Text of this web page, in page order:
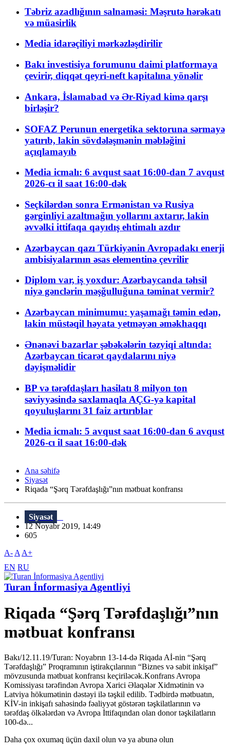
Təbriz azadlığının salnaməsi: Məşrutə hərəkatı
və müasirlik
Media idarəçiliyi mərkəzləşdirilir
Bakı investisiya forumunu daimi platformaya
çevirir, diqqət qeyri-neft kapitalına yönəlir
Ankara, İslamabad və Ər-Riyad kimə qarşı
birləşir?
SOFAZ Perunun energetika sektoruna sərmayə
yatırıb, lakin sövdələşmənin məbləğini
açıqlamayıb
Media icmalı: 6 avqust saat 16:00-dan 7 avqust
2026-cı il saat 16:00-dək
Seçkilərdən sonra Ermənistan və Rusiya
gərginliyi azaltmağın yollarını axtarır, lakin
əvvəlki ittifaqa qayıdış ehtimalı azdır
Azərbaycan qazı Türkiyənin Avropadakı enerji
ambisiyalarının əsas elementinə çevrilir
Diplom var, iş yoxdur: Azərbaycanda təhsil
niyə gənclərin məşğulluğuna təminat vermir?
Azərbaycan minimumu: yaşamağı təmin edən,
lakin müstəqil həyata yetməyən əməkhaqqı
Ənənəvi bazarlar şəbəkələrin təzyiqi altında:
Azərbaycan ticarət qaydalarını niyə
dəyişməlidir
BP və tərəfdaşları hasilatı 8 milyon ton
səviyyəsində saxlamaqla AÇG-yə kapital
qoyuluşlarını 31 faiz artırıblar
Media icmalı: 5 avqust saat 16:00-dan 6 avqust
2026-cı il saat 16:00-dək
Ana səhifə
Siyasət
Riqada “Şərq Tərəfdaşlığı”nın mətbuat konfransı
Siyasət
12 Noyabr 2019, 14:49
605
A- A A+
EN RU
Turan İnformasiya Agentliyi
Riqada “Şərq Tərəfdaşlığı”nın
mətbuat konfransı
Bakı/12.11.19/Turan: Noyabrın 13-14-də Riqada Aİ-nin “Şərq
Tərəfdaşlığı” Proqramının iştirakçılarının “Biznes və sabit inkişaf”
mövzusunda mətbuat konfransı keçiriləcək.Konfrans Avropa
Komissiyası tərəfindən Avropa Xarici Əlaqələr Xidmətinin və
Latviya hökumətinin dəstəyi ilə təşkil edilib. Tədbirdə mətbuatın,
KİV-in inkişafı sahəsində fəaliyyət göstərən təşkilatlarının və
tərəfdaş ölkələrdən və Avropa İttifaqından olan donor təşkilatların
100-də...
Daha çox oxumaq üçün daxil olun və ya abunə olun